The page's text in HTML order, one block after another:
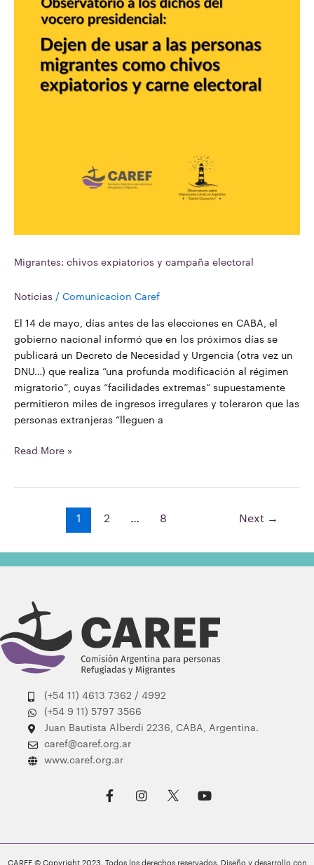
Migrantes: chivos expiatorios y campaña electoral
Noticias / Comunicacion Caref
El 14 de mayo, días antes de las elecciones en CABA, el
gobierno nacional informó que en los próximos días se
publicará un Decreto de Necesidad y Urgencia (otra vez un
DNU…) que realiza “una profunda modificación al régimen
migratorio”, cuyas “facilidades extremas” supuestamente
permitieron miles de ingresos irregulares y toleraron que las
personas extranjeras “lleguen a
Read More »
1 2 … 8 Next →
(+54 11) 4613 7362 / 4992
(+54 9 11) 5797 3566
Juan Bautista Alberdi 2236, CABA, Argentina.
caref@caref.org.ar
www.caref.org.ar
F
a
I
n
Y
o
CAREF © Copyright 2023. Todos los derechos reservados. Diseño y desarrollo con